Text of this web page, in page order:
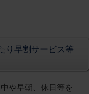
り早割サービス等
や早朝、休日等を